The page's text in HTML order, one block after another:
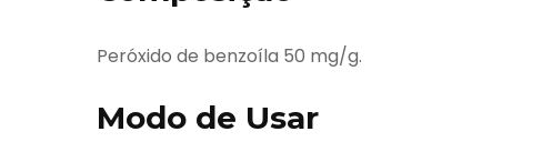
Peróxido de benzoíla 50 mg/g.
Modo de Usar